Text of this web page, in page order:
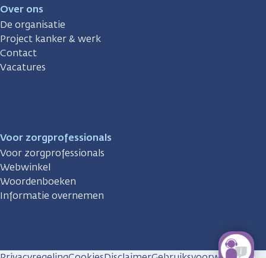
Over ons
De organisatie
Project kanker & werk
Contact
Vacatures
Voor zorgprofessionals
Voor zorgprofessionals
Webwinkel
Woordenboeken
Informatie overnemen